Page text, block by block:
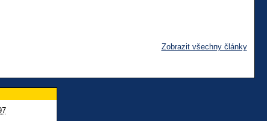
Zobrazit všechny články